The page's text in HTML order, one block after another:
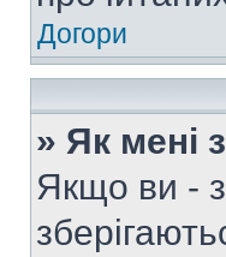
Догори
» Як мені
Якщо ви -